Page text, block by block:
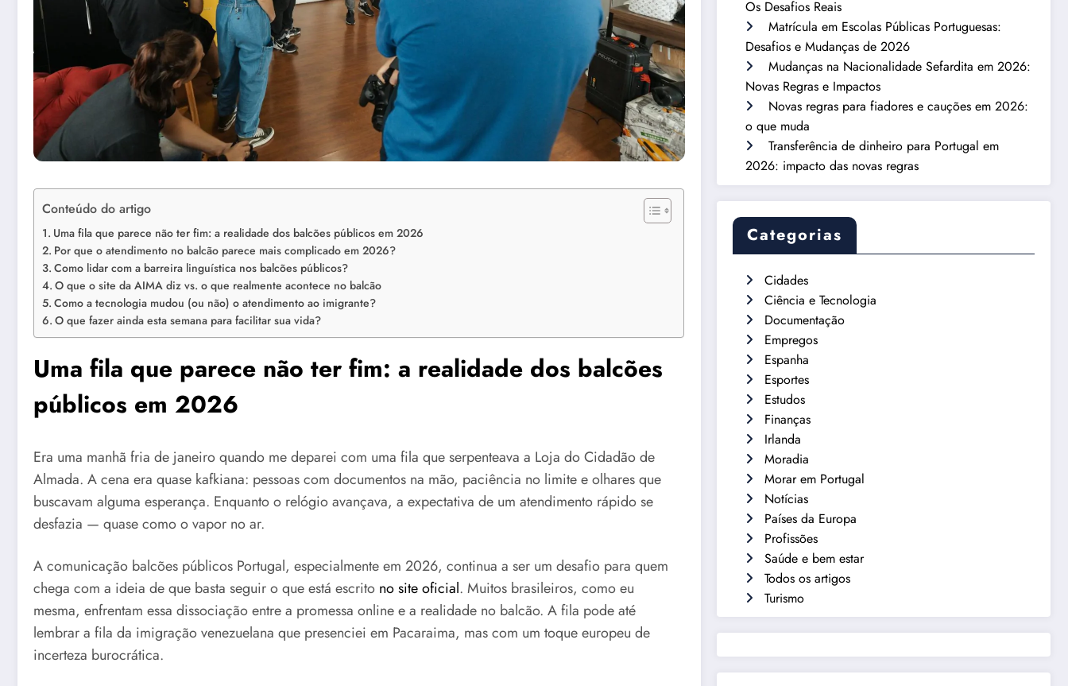
Conteúdo do artigo
Uma fila que parece não ter fim: a realidade dos balcões públicos em 2026
Por que o atendimento no balcão parece mais complicado em 2026?
Como lidar com a barreira linguística nos balcões públicos?
O que o site da AIMA diz vs. o que realmente acontece no balcão
Como a tecnologia mudou (ou não) o atendimento ao imigrante?
O que fazer ainda esta semana para facilitar sua vida?
Uma fila que parece não ter fim: a realidade dos balcões
públicos em 2026
Era uma manhã fria de janeiro quando me deparei com uma fila que serpenteava a Loja do Cidadão de
Almada. A cena era quase kafkiana: pessoas com documentos na mão, paciência no limite e olhares que
buscavam alguma esperança. Enquanto o relógio avançava, a expectativa de um atendimento rápido se
desfazia — quase como o vapor no ar.
A comunicação balcões públicos Portugal, especialmente em 2026, continua a ser um desafio para quem
chega com a ideia de que basta seguir o que está escrito no site oficial. Muitos brasileiros, como eu
mesma, enfrentam essa dissociação entre a promessa online e a realidade no balcão. A fila pode até
lembrar a fila da imigração venezuelana que presenciei em Pacaraima, mas com um toque europeu de
incerteza burocrática.
Os Desafios Reais
Matrícula em Escolas Públicas Portuguesas:
Desafios e Mudanças de 2026
Mudanças na Nacionalidade Sefardita em 2026:
Novas Regras e Impactos
Novas regras para fiadores e cauções em 2026:
o que muda
Transferência de dinheiro para Portugal em
2026: impacto das novas regras
Categorias
Cidades
Ciência e Tecnologia
Documentação
Empregos
Espanha
Esportes
Estudos
Finanças
Irlanda
Moradia
Morar em Portugal
Notícias
Países da Europa
Profissões
Saúde e bem estar
Todos os artigos
Turismo